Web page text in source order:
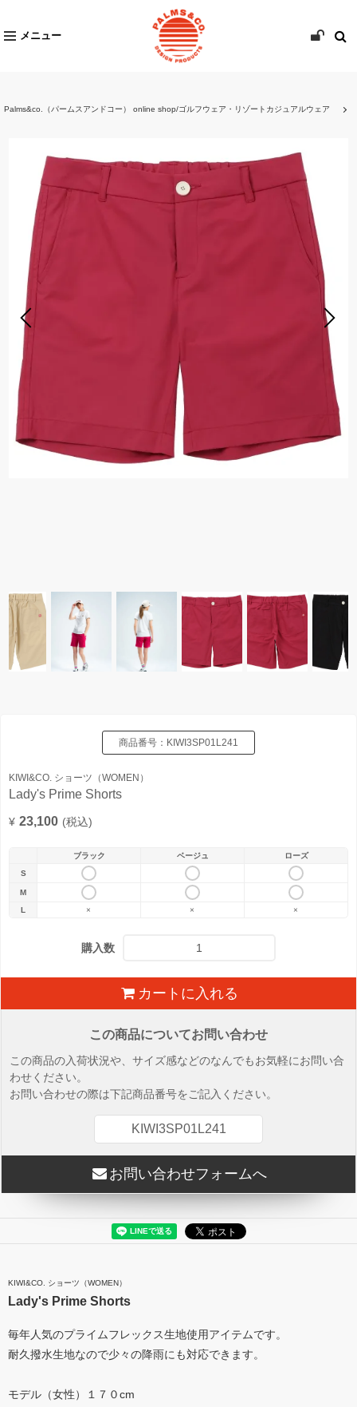
メニュー
Palms&co.（パームスアンドコー） online shop/ゴルフウェア・リゾートカジュアルウェア
商品番号： KIWI3SP01L241
KIWI&CO. ショーツ（WOMEN）
Lady's Prime Shorts
¥ 23,100 (税込)
ブラック ベージュ
ローズ
S
M
L
× × ×
購入数
カートに入れる
この商品についてお問い合わせ
この商品の入荷状況や、サイズ感などのなんでもお気軽にお問い合
わせください。
お問い合わせの際は下記商品番号をご記入ください。
KIWI3SP01L241
お問い合わせフォームへ
KIWI&CO. ショーツ（WOMEN）
Lady's Prime Shorts
毎年人気のプライムフレックス生地使用アイテムです。
耐久撥水生地なので少々の降雨にも対応できます。
モデル（女性）１７０cm